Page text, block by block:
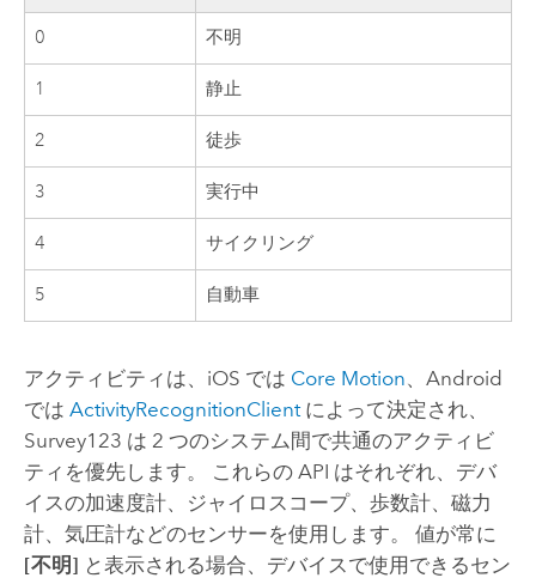
0 不明
1 静止
2 徒歩
3 実行中
4 サイクリング
5 自動車
アクティビティは、 iOS では Core Motion、 Android
では ActivityRecognitionClientによって決定され、
Survey123 は 2 つのシステム間で共通のアクティビ
ティを優先します。 これらの API はそれぞれ、デバ
イスの加速度計、ジャイロスコープ、歩数計、磁力
計、気圧計などのセンサーを使用します。 値が常に
[不明] と表示される場合、デバイスで使用できるセン